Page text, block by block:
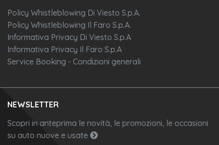
Policy Whistleblowing Di Viesto S.p.A.
Policy Whistleblowing Il Faro S.p.A.
Informativa Privacy Di Viesto S.p.A
Informativa Privacy Il Faro S.p.A
Service Booking - Condizioni generali
NEWSLETTER
Scopri in anteprima le novità, le promozioni, le occasioni
su auto nuove e usate